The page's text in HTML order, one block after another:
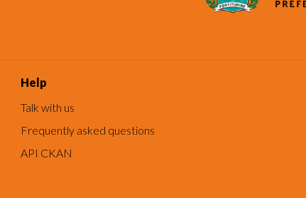
Help
Talk with us
Frequently asked questions
API CKAN